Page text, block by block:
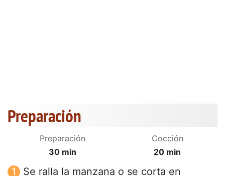
Preparación
Preparación
30 min
Cocción
20 min
Se ralla la manzana o se corta en